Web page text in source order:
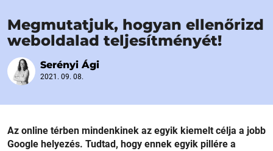
Megmutatjuk, hogyan ellenőrizd
weboldalad teljesítményét!
Serényi Ági
2021. 09. 08.
Az online térben mindenkinek az egyik kiemelt célja a jobb
Google helyezés. Tudtad, hogy ennek egyik pillére a